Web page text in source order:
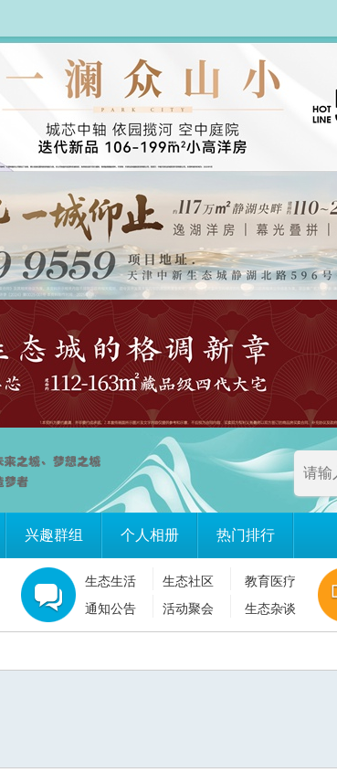
兴趣群组 个人相册 热门排行
生态生活 生态社区
教育医疗
通知公告
活动聚会 生态杂谈